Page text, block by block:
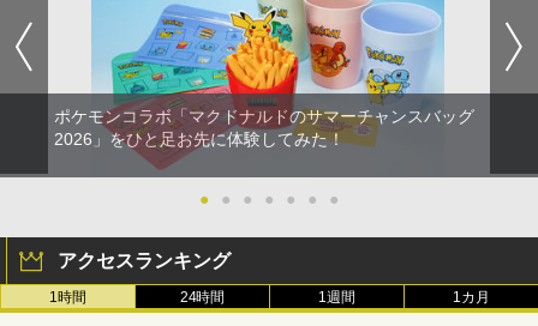
ポケモンコラボ「マクドナルドのサマーチャンスバッグ
2026」をひと足お先に体験してみた！
● ● ● ● ● ● ●
アクセスランキング
1時間 24時間 1週間 1カ月